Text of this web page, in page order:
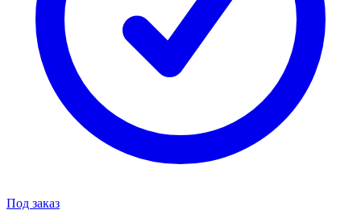
Под заказ